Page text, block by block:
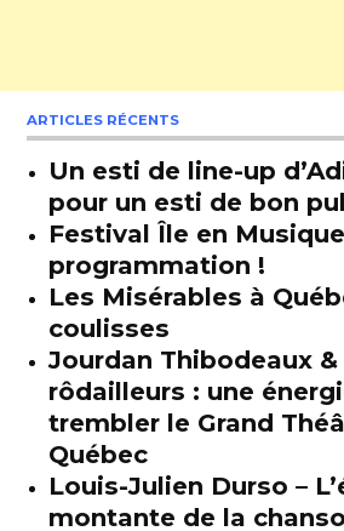
ARTICLES RÉCENTS
Un esti de line-up
pour un esti de bon
Festival Île en
programmation !
Les Misérables à
coulisses
Jourdan Thibodeaux &
rôdailleurs : une
trembler le Grand
Québec
Louis-Julien Durso –
montante de la